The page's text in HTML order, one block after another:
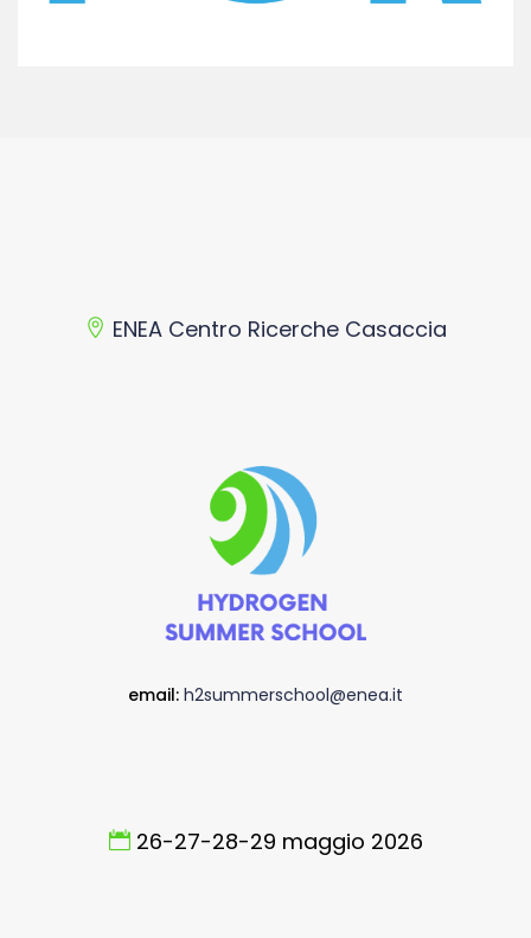
ENEA Centro Ricerche Casaccia
email: h2summerschool@enea.it
26-27-28-29 maggio 2026